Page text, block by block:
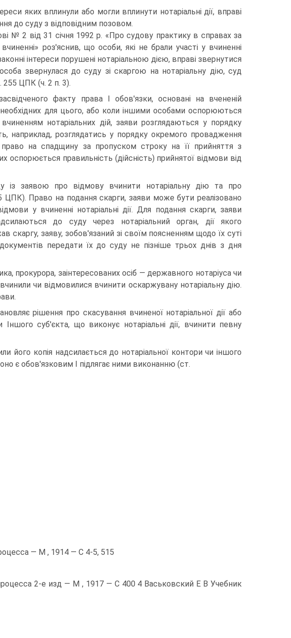
яких вплинули або могли вплинути нотаріальні дії, вправі
до суду з відповідним позовом.
№ 2 від 31 січня 1992 р. «Про судову практику в справах за
роз'яснив, що особи, які не брали участі у вчиненні
інтереси порушені нотаріальною дією, вправі звернутися
звернулася до суду зі скаргою на нотаріальну дію, суд
255 ЦПК (ч. 2 п. 3).
факту права І обов'язки, основані на вчененій
необхідних для цього, або коли іншими особами оспорюються
нотаріальних дій, заяви розглядаються у порядку
наприклад, розглядатись у порядку окремого провадження
на спадщину за пропуском строку на її прийняття з
оспорюється правильність (дійсність) прийнятої відмови від
із заявою про відмову вчинити нотаріальну дію та про
ЦПК). Право на подання скарги, заяви може бути реалізовано
у вчиненні нотаріальні дії. Для подання скарги, заяви
до суду через нотаріальний орган, дії якого
скаргу, заяву, зобов'язаний зі своїм поясненням щодо їх суті
передати їх до суду не пізніше трьох днів з дня
прокурора, заінтересованих осіб — державного нотаріуса чи
вчинили чи відмовилися вчинити оскаржувану нотаріальну дію.
рішення про скасування вчиненої нотаріальної дії або
суб'єкта, що виконує нотаріальні дії, вчинити певну
його копія надсилається до нотаріальної контори чи іншого
є обов'язковим І підлягає ними виконанню (ст.
— М , 1914 — С 4-5, 515
2-е изд — М , 1917 — С 400 4 Васьковский Е В Учебник